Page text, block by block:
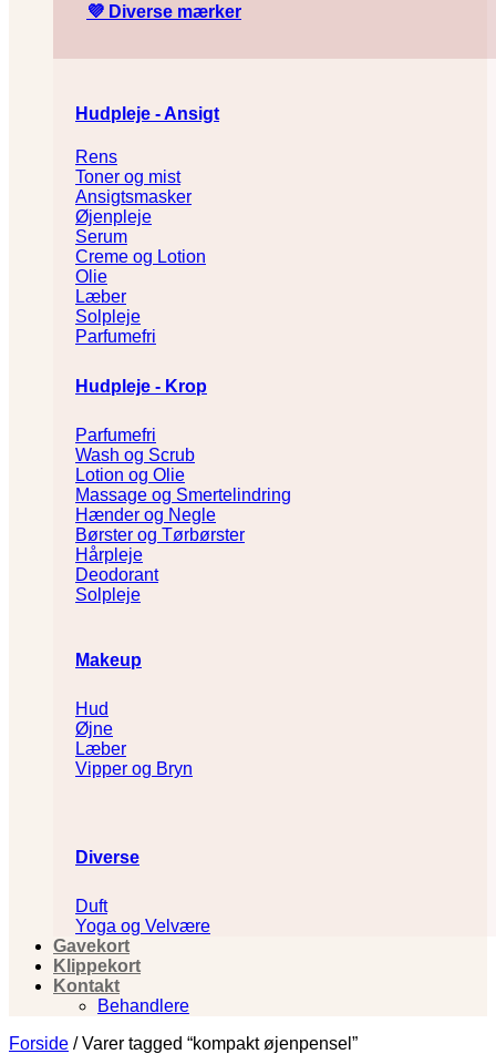
💜 Diverse mærker
Hudpleje - Ansigt
Rens
Toner og mist
Ansigtsmasker
Øjenpleje
Serum
Creme og Lotion
Olie
Læber
Solpleje
Parfumefri
Hudpleje - Krop
Parfumefri
Wash og Scrub
Lotion og Olie
Massage og Smertelindring
Hænder og Negle
Børster og Tørbørster
Hårpleje
Deodorant
Solpleje
Makeup
Hud
Øjne
Læber
Vipper og Bryn
Diverse
Duft
Yoga og Velvære
Gavekort
Klippekort
Kontakt
Behandlere
Forside /Varer tagged “kompakt øjenpensel”